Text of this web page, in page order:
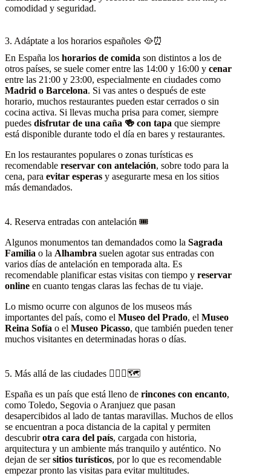
comodidad y seguridad.
3. Adáptate a los horarios españoles 🥘⏰
En España los horarios de comida son distintos a los de
otros países, se suele comer entre las 14:00 y 16:00 y cenar
entre las 21:00 y 23:00, especialmente en ciudades como
Madrid o Barcelona. Si vas antes o después de este
horario, muchos restaurantes pueden estar cerrados o sin
cocina activa. Si llevas mucha prisa para comer, siempre
puedes disfrutar de una caña 🍻 con tapa que siempre
está disponible durante todo el día en bares y restaurantes.
En los restaurantes populares o zonas turísticas es
recomendable reservar con antelación, sobre todo para la
cena, para evitar esperas y asegurarte mesa en los sitios
más demandados.
4. Reserva entradas con antelación 🎟️
Algunos monumentos tan demandados como la Sagrada
Familia o la Alhambra suelen agotar sus entradas con
varios días de antelación en temporada alta. Es
recomendable planificar estas visitas con tiempo y reservar
online en cuanto tengas claras las fechas de tu viaje.
Lo mismo ocurre con algunos de los museos más
importantes del país, como el Museo del Prado, el Museo
Reina Sofía o el Museo Picasso, que también pueden tener
muchos visitantes en determinadas horas o días.
5. Más allá de las ciudades 🚶🏻‍♀️🗺️
España es un país que está lleno de rincones con encanto,
como Toledo, Segovia o Aranjuez que pasan
desapercibidos al lado de tantas maravillas. Muchos de ellos
se encuentran a poca distancia de la capital y permiten
descubrirotra cara del país, cargada con historia,
arquitectura y un ambiente más tranquilo y auténtico. No
dejan de sersitios turísticos, por lo que es recomendable
empezar pronto las visitas para evitar multitudes.